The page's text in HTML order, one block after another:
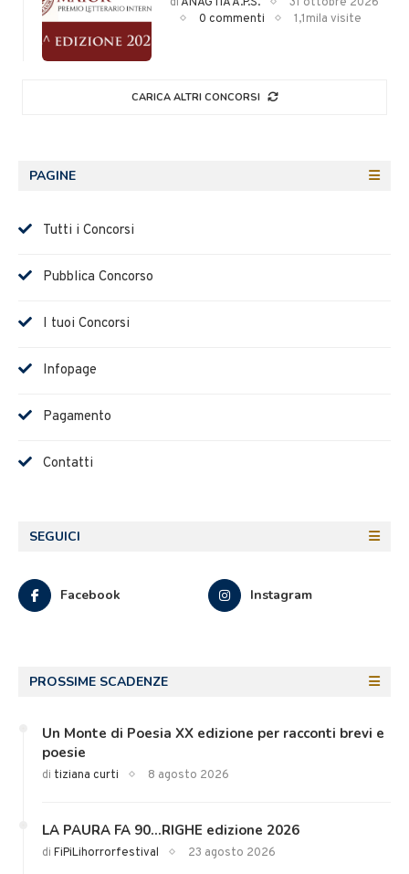
0 commenti
1,1mila visite
CARICA ALTRI CONCORSI
PAGINE
Tutti i Concorsi
Pubblica Concorso
I tuoi Concorsi
Infopage
Pagamento
Contatti
SEGUICI
Facebook Instagram
PROSSIME SCADENZE
Un Monte di Poesia XX edizione per racconti brevi e
poesie
di tiziana curti 8 agosto 2026
LA PAURA FA 90…RIGHE edizione 2026
di FiPiLihorrorfestival 23 agosto 2026